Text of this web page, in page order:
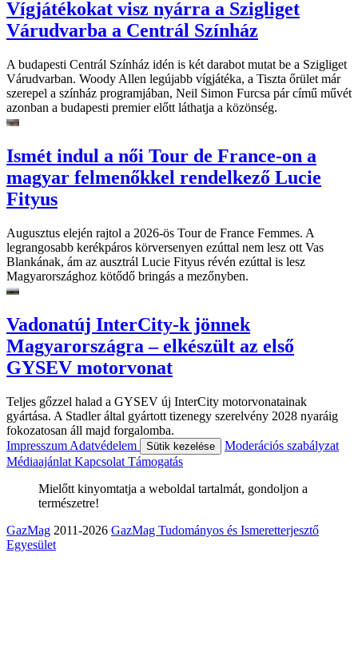
Vígjátékokat visz nyárra a Szigliget
Várudvarba a Centrál Színház
A budapesti Centrál Színház idén is két darabot mutat be a Szigliget
Várudvarban. Woody Allen legújabb vígjátéka, a Tiszta őrület már
szerepel a színház programjában, Neil Simon Furcsa pár című művét
azonban a budapesti premier előtt láthatja a közönség.
Ismét indul a női Tour de France-on a
magyar felmenőkkel rendelkező Lucie
Fityus
Augusztus elején rajtol a 2026-ös Tour de France Femmes. A
legrangosabb kerékpáros körversenyen ezúttal nem lesz ott Vas
Blankának, ám az ausztrál Lucie Fityus révén ezúttal is lesz
Magyarországhoz kötődő bringás a mezőnyben.
Vadonatúj InterCity-k jönnek
Magyarországra – elkészült az első
GYSEV motorvonat
Teljes gőzzel halad a GYSEV új InterCity motorvonatainak
gyártása. A Stadler által gyártott tizenegy szerelvény 2028 nyaráig
fokozatosan áll majd forgalomba.
Impresszum Adatvédelem Sütik kezelése
Moderációs szabályzat
Médiaajánlat Kapcsolat Támogatás
Mielőtt kinyomtatja a weboldal tartalmát, gondoljon a
természetre!
GazMag 2011-2026 GazMag Tudományos és Ismeretterjesztő
Egyesület